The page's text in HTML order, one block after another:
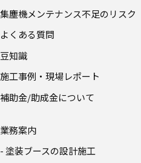
集塵機メンテナンス不足のリスク
よくある質問
豆知識
施工事例・現場レポート
補助金/助成金について
業務案内
- 塗装ブースの設計施工